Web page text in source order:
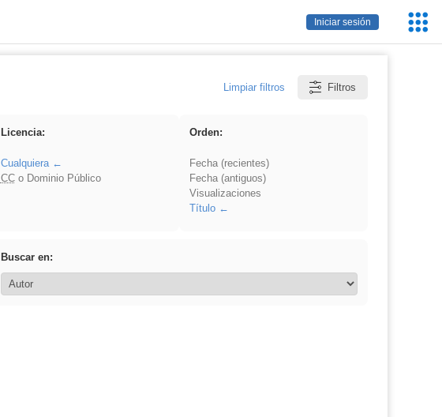
Iniciar sesión
Limpiar filtros Filtros
Licencia:
Cualquiera
CCo Dominio Público
Orden:
Fecha (recientes)
Fecha (antiguos)
Visualizaciones
Título
Buscar en: